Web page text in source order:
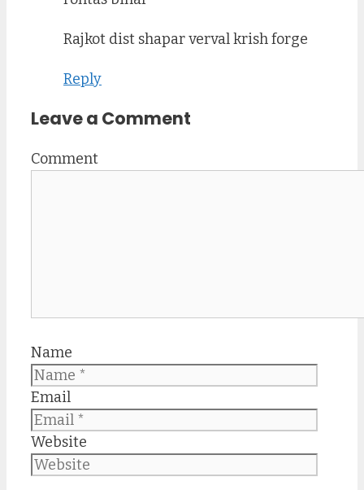
Rajkot dist shapar verval krish forge
Reply
Leave a Comment
Comment
Name
Email
Website